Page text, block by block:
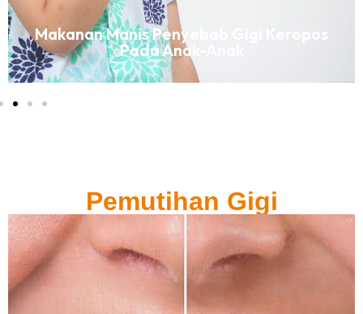
Makanan Manis Penyebab Gigi Keropos
Pada Anak-Anak
Pemutihan Gigi